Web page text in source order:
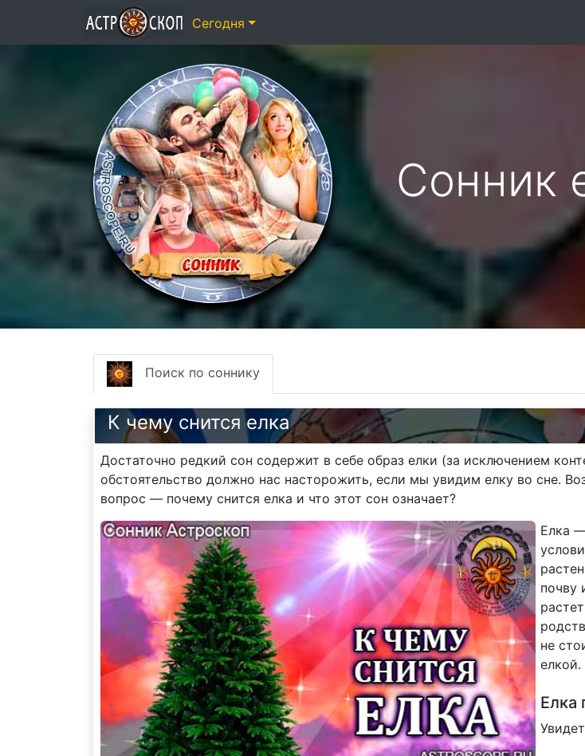
Сонник
Поиск по соннику
К чему снится елка
Достаточно редкий сон содержит в себе образ елки (за исключением
обстоятельство должно нас насторожить, если мы увидим елку во сне.
вопрос — почему снится елка и что этот сон означает?
Елка
почву
не
елкой.
Елка
Сегодня